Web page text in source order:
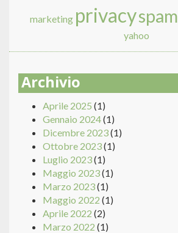
marketing privacyspam
yahoo
Archivio
Aprile 2025 (1)
Gennaio 2024(1)
Dicembre 2023(1)
Ottobre 2023(1)
Luglio 2023(1)
Maggio 2023(1)
Marzo 2023(1)
Maggio 2022 (1)
Aprile 2022 (2)
Marzo 2022 (1)